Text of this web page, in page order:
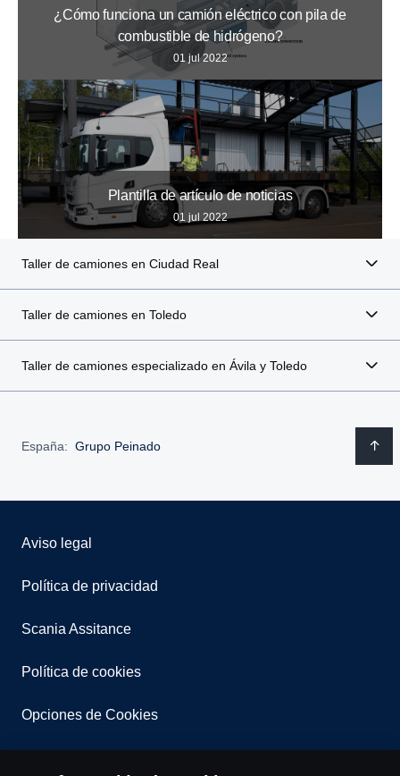
¿Cómo funciona un camión eléctrico con pila de
combustible de hidrógeno?
01 jul 2022
Plantilla de artículo de noticias
01 jul 2022
Taller de camiones en Ciudad Real
Taller de camiones en Toledo
Taller de camiones especializado en Ávila y Toledo
España: Grupo Peinado
Aviso legal
Política de privacidad
Scania Assitance
Política de cookies
Opciones de Cookies